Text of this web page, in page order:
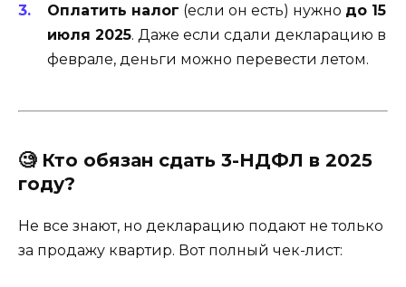
Оплатить налог (если он есть) нужно до 15
июля 2025. Даже если сдали декларацию в
феврале, деньги можно перевести летом.
🧐 Кто обязан сдать 3-НДФЛ в 2025
году?
Не все знают, но декларацию подают не только
за продажу квартир. Вот полный чек-лист: